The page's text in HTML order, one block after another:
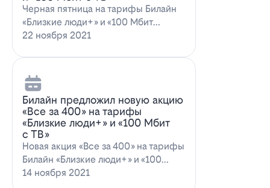
Черная пятница на тарифы Билайн
«Близкие люди+» и «100 Мбит
с ТВ»Билайн пред…
22 ноября 2021
Билайн предложил новую акцию
«Все за 400» на тарифы
«Близкие люди+» и «100 Мбит
с ТВ»
Новая акция «Все за 400» на тарифы
Билайн «Близкие люди+» и «100
Мбит…
14 ноября 2021